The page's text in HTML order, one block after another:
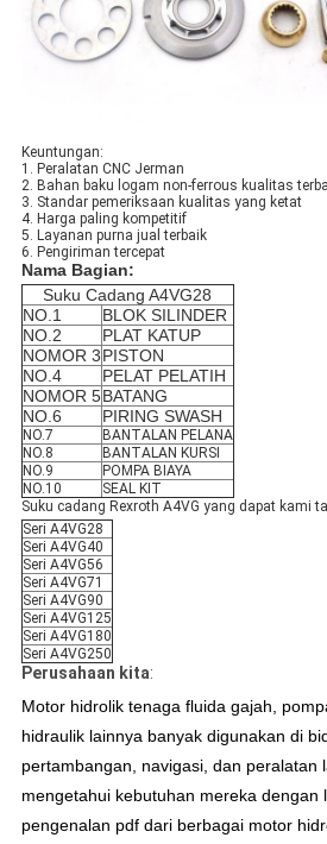
Keuntungan:
1. Peralatan CNC Jerman
2. Bahan baku logam non-ferrous kualitas
3. Standar pemeriksaan kualitas yang ketat
4. Harga paling kompetitif
5. Layanan purna jual terbaik
6. Pengiriman tercepat
Nama Bagian:
Suku Cadang A4VG28
NO.1
BLOK SILINDER
NO.2
PLAT KATUP
NOMOR 3PISTON
NO.4
PELAT PELATIH
NOMOR 5BATANG
NO.6
PIRING SWASH
NO.7
BANTALAN PELANA
NO.8
BANTALAN KURSI
NO.9
POMPA BIAYA
NO.10
SEAL KIT
Suku cadang Rexroth A4VG yang dapat kami
Seri A4VG28
Seri A4VG40
Seri A4VG56
Seri A4VG71
Seri A4VG90
Seri A4VG125
Seri A4VG180
Seri A4VG250
Perusahaan kita:
Motor hidrolik tenaga fluida gajah,
hidraulik lainnya banyak digunakan di
pertambangan, navigasi, dan peralatan
mengetahui kebutuhan mereka dengan
pengenalan pdf dari berbagai motor